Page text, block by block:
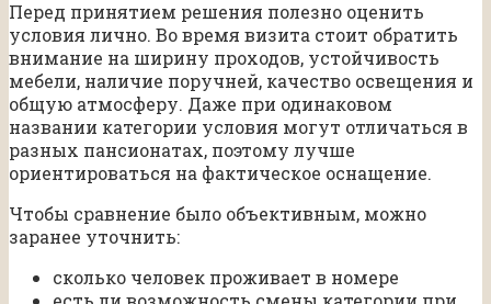
Перед принятием решения полезно оценить
условия лично. Во время визита стоит обратить
внимание на ширину проходов, устойчивость
мебели, наличие поручней, качество освещения и
общую атмосферу. Даже при одинаковом
названии категории условия могут отличаться в
разных пансионатах, поэтому лучше
ориентироваться на фактическое оснащение.
Чтобы сравнение было объективным, можно
заранее уточнить:
сколько человек проживает в номере